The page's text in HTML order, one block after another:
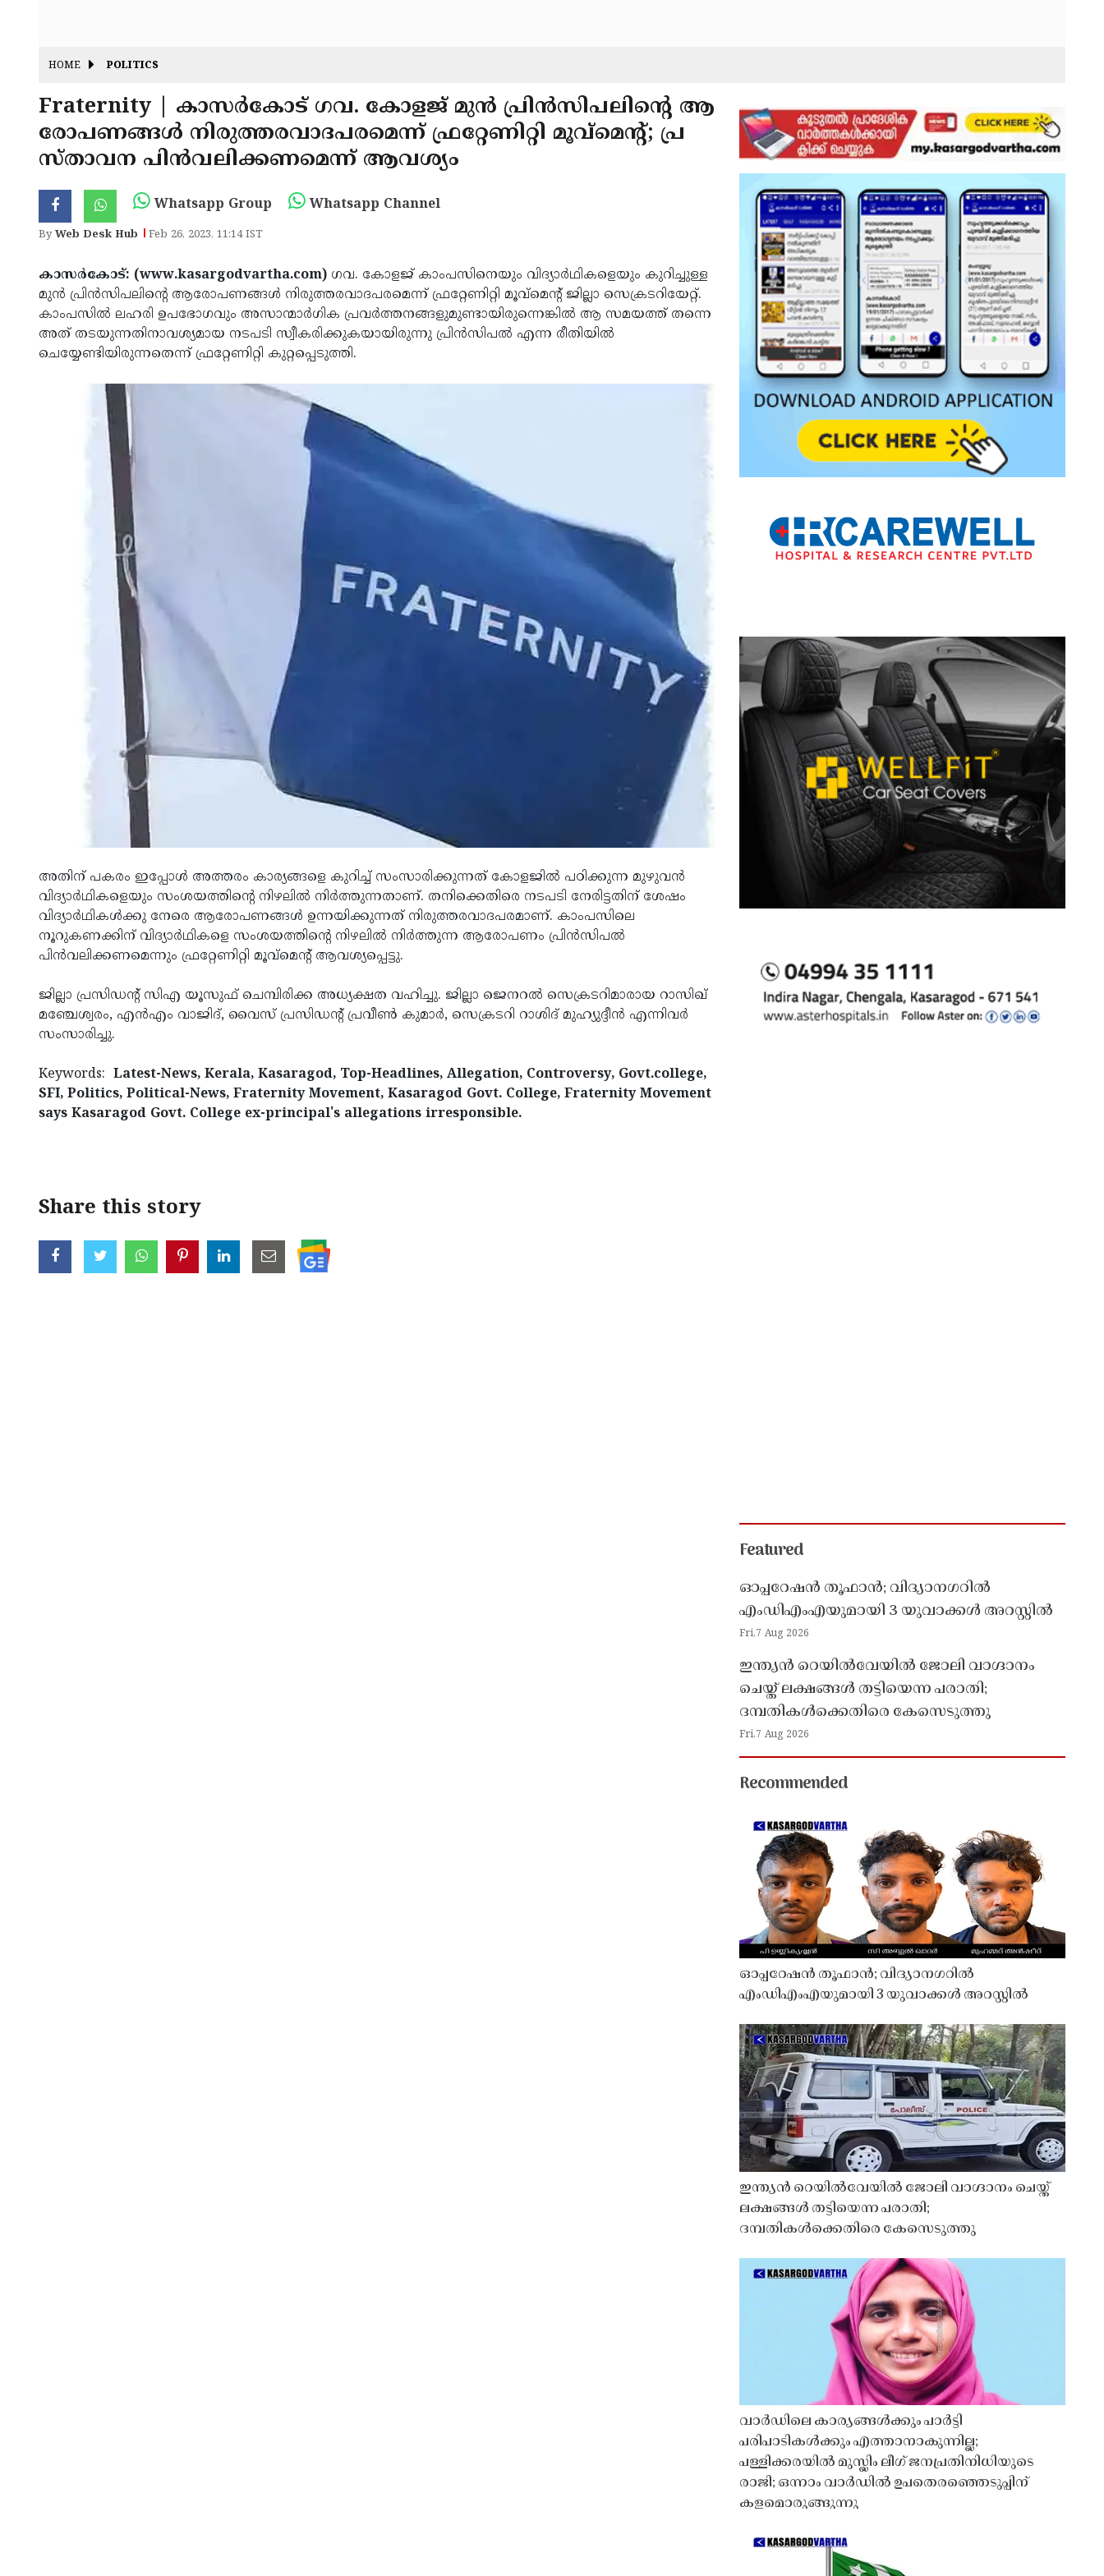
HOME POLITICS
Fraternity | കാസര്‍കോട് ഗവ. കോളജ് മുന്‍ പ്രിന്‍സിപലിന്റെ ആ
രോപണങ്ങള്‍ നിരുത്തരവാദപരമെന്ന് ഫ്രറ്റേണിറ്റി മൂവ്‌മെന്റ്; പ്ര
സ്താവന പിന്‍വലിക്കണമെന്ന് ആവശ്യം
Whatsapp Group Whatsapp Channel
ByWeb Desk Hub Feb 26, 2023, 11:14 IST
കാസര്‍കോട്: (www.kasargodvartha.com) ഗവ. കോളജ് കാംപസിനെയും വിദ്യാര്‍ഥികളെയും കുറിച്ചുള്ള
മുന്‍ പ്രിന്‍സിപലിന്റെ ആരോപണങ്ങള്‍ നിരുത്തരവാദപരമെന്ന് ഫ്രറ്റേണിറ്റി മൂവ്‌മെന്റ് ജില്ലാ സെക്രടറിയേറ്റ്.
കാംപസില്‍ ലഹരി ഉപഭോഗവും അസാന്മാര്‍ഗിക പ്രവര്‍ത്തനങ്ങളുമുണ്ടായിരുന്നെങ്കില്‍ ആ സമയത്ത് തന്നെ
അത് തടയുന്നതിനാവശ്യമായ നടപടി സ്വീകരിക്കുകയായിരുന്നു പ്രിന്‍സിപല്‍ എന്ന രീതിയില്‍
ചെയ്യേണ്ടിയിരുന്നതെന്ന് ഫ്രറ്റേണിറ്റി കുറ്റപ്പെടുത്തി.
അതിന് പകരം ഇപ്പോള്‍ അത്തരം കാര്യങ്ങളെ കുറിച്ച് സംസാരിക്കുന്നത് കോളജില്‍ പഠിക്കുന്ന മുഴുവന്‍
വിദ്യാര്‍ഥികളെയും സംശയത്തിന്റെ നിഴലില്‍ നിര്‍ത്തുന്നതാണ്. തനിക്കെതിരെ നടപടി നേരിട്ടതിന് ശേഷം
വിദ്യാര്‍ഥികള്‍ക്കു നേരെ ആരോപണങ്ങള്‍ ഉന്നയിക്കുന്നത് നിരുത്തരവാദപരമാണ്. കാംപസിലെ
നൂറുകണക്കിന് വിദ്യാര്‍ഥികളെ സംശയത്തിന്റെ നിഴലില്‍ നിര്‍ത്തുന്ന ആരോപണം പ്രിന്‍സിപല്‍
പിന്‍വലിക്കണമെന്നും ഫ്രറ്റേണിറ്റി മൂവ്‌മെന്റ് ആവശ്യപ്പെട്ടു.
ജില്ലാ പ്രസിഡന്റ് സിഎ യൂസുഫ് ചെമ്പിരിക്ക അധ്യക്ഷത വഹിച്ചു. ജില്ലാ ജെനറല്‍ സെക്രടറിമാരായ റാസിഖ്
മഞ്ചേശ്വരം, എന്‍എം വാജിദ്, വൈസ് പ്രസിഡന്റ് പ്രവീണ്‍ കുമാര്‍, സെക്രടറി റാശിദ് മുഹ്യുദ്ദീന്‍ എന്നിവര്‍
സംസാരിച്ചു.
Keywords: Latest-News, Kerala, Kasaragod, Top-Headlines, Allegation, Controversy, Govt.college,
SFI, Politics, Political-News, Fraternity Movement, Kasaragod Govt. College, Fraternity Movement
says Kasaragod Govt. College ex-principal's allegations irresponsible.
Share this story
Featured
ഓപ്പറേഷൻ തൂഫാൻ; വിദ്യാനഗറിൽ
എംഡിഎംഎയുമായി 3 യുവാക്കൾ അറസ്റ്റിൽ
Fri,7 Aug 2026
ഇന്ത്യൻ റെയിൽവേയിൽ ജോലി വാഗ്ദാനം
ചെയ്ത് ലക്ഷങ്ങൾ തട്ടിയെന്ന പരാതി;
ദമ്പതികൾക്കെതിരെ കേസെടുത്തു
Fri,7 Aug 2026
Recommended
ഓപ്പറേഷൻ തൂഫാൻ; വിദ്യാനഗറിൽ
എംഡിഎംഎയുമായി 3 യുവാക്കൾ അറസ്റ്റിൽ
ഇന്ത്യൻ റെയിൽവേയിൽ ജോലി വാഗ്ദാനം ചെയ്ത്
ലക്ഷങ്ങൾ തട്ടിയെന്ന പരാതി;
ദമ്പതികൾക്കെതിരെ കേസെടുത്തു
വാർഡിലെ കാര്യങ്ങൾക്കും പാർട്ടി
പരിപാടികൾക്കും എത്താനാകുന്നില്ല;
പള്ളിക്കരയിൽ മുസ്ലിം ലീഗ് ജനപ്രതിനിധിയുടെ
രാജി; ഒന്നാം വാർഡിൽ ഉപതെരഞ്ഞെടുപ്പിന്
കളമൊരുങ്ങുന്നു